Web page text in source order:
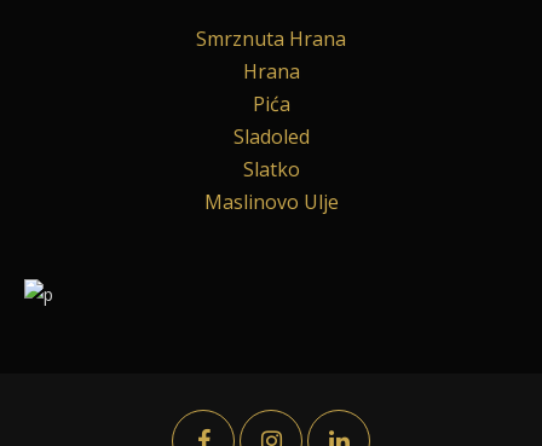
Smrznuta Hrana
Hrana
Pića
Sladoled
Slatko
Maslinovo Ulje